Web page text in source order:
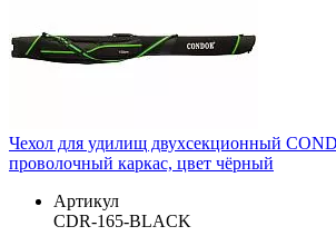
Чехол для удилищ двухсекционный
проволочный каркас, цвет чёрный
Артикул
CDR-165-BLACK